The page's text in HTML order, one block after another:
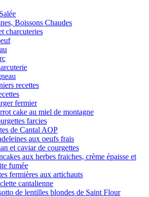
Boissons Chaudes
charcuteries
recettes
fermier
cake au miel de montagne
farcies
de Cantal AOP
aux oeufs frais
et caviar de courgettes
aux herbes fraiches, crème épaisse et
fumée
fermières aux artichauts
cantalienne
de lentilles blondes de Saint Flour